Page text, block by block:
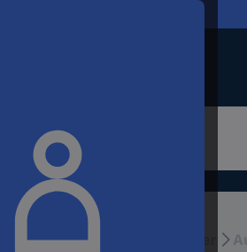
Audio-/Video-Steckverbinder